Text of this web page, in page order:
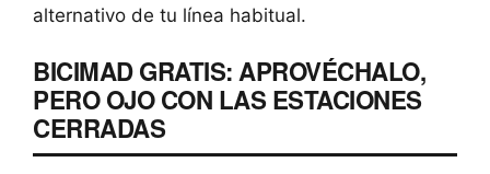
alternativo de tu línea habitual.
BICIMAD GRATIS: APROVÉCHALO,
PERO OJO CON LAS ESTACIONES
CERRADAS